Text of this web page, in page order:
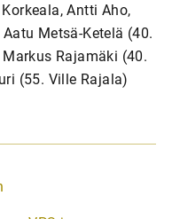
Antti Aho,
Metsä-Ketelä (40.
Rajamäki (40.
(55. Ville Rajala)